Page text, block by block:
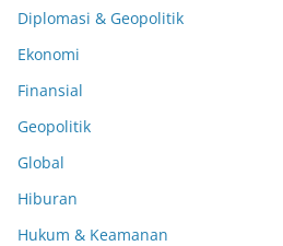
Diplomasi & Geopolitik
Ekonomi
Finansial
Geopolitik
Global
Hiburan
Hukum & Keamanan